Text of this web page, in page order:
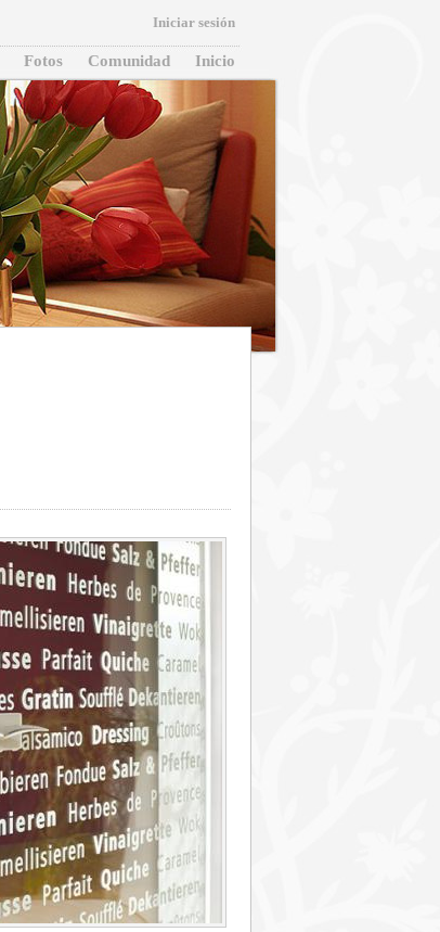
Iniciar sesión
Fotos Comunidad Inicio